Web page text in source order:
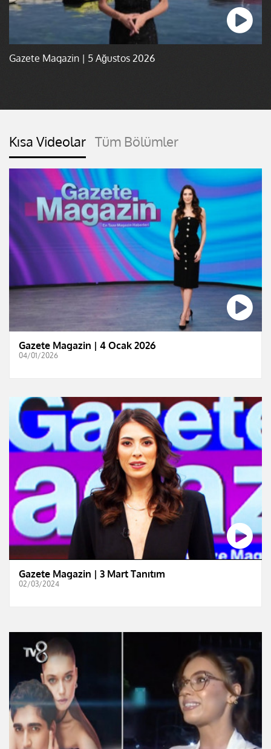
Gazete Magazin | 5 Ağustos 2026
Kısa Videolar Tüm Bölümler
Gazete Magazin | 4 Ocak 2026
04/01/2026
Gazete Magazin | 3 Mart Tanıtım
02/03/2024